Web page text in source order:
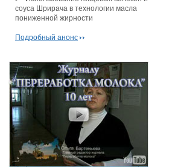
соуса Шрирача в технологии масла
пониженной жирности
Подробный анонс